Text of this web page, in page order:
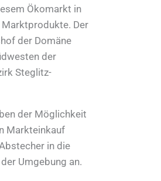
Ökomarkt in
Der
der Domäne
der
Steglitz-
der Möglichkeit
Markteinkauf
in die
Umgebung an.